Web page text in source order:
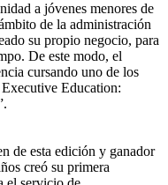
a jóvenes menores de
de la administración
su propio negocio, para
De este modo, el
cursando uno de los
Education:
de esta edición y ganador
creó su primera